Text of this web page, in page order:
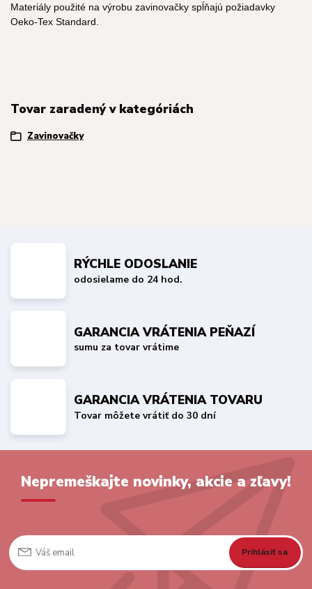
Materiály použité na výrobu zavinovačky spĺňajú požiadavky
Oeko-Tex Standard.
Tovar zaradený v kategóriách
Zavinovačky
RÝCHLE ODOSLANIE
odosielame do 24 hod.
GARANCIA VRÁTENIA PEŇAZÍ
sumu za tovar vrátime
GARANCIA VRÁTENIA TOVARU
Tovar môžete vrátiť do 30 dní
Nepremeškajte novinky, akcie a zľavy!
Prihlásiť sa